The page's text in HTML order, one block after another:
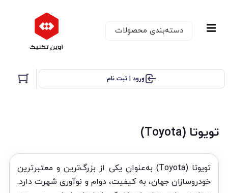
دسته‌بندی‌ محصولات
ورود | ثبت نام
تویوتا (Toyota)
تویوتا (Toyota) به‌عنوان یکی از بزرگ‌ترین و معتبرترین
خودروسازان جهان، به کیفیت، دوام و نوآوری شهرت دارد.